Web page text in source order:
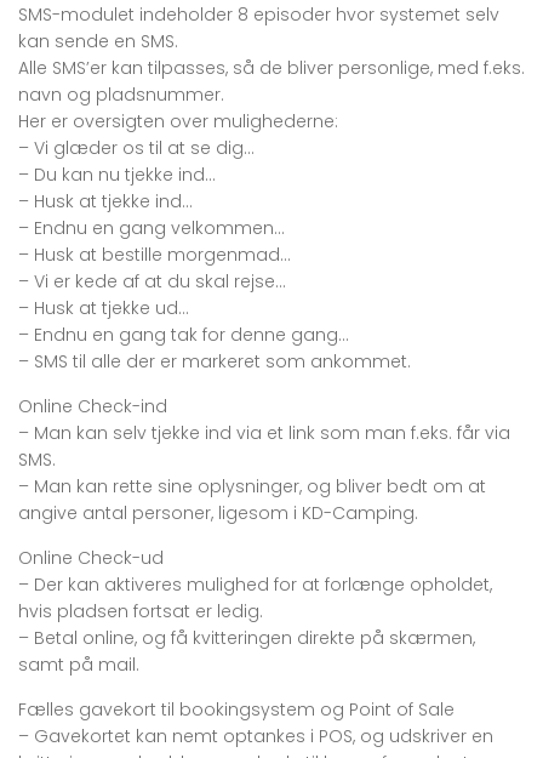
SMS-modulet indeholder 8 episoder hvor systemet selv
kan sende en SMS.
Alle SMS’er kan tilpasses, så de bliver personlige, med f.eks.
navn og pladsnummer.
Her er oversigten over mulighederne:
– Vi glæder os til at se dig…
– Du kan nu tjekke ind…
– Husk at tjekke ind…
– Endnu en gang velkommen…
– Husk at bestille morgenmad…
– Vi er kede af at du skal rejse…
– Husk at tjekke ud…
– Endnu en gang tak for denne gang…
– SMS til alle der er markeret som ankommet.
Online Check-ind
– Man kan selv tjekke ind via et link som man f.eks. får via
SMS.
– Man kan rette sine oplysninger, og bliver bedt om at
angive antal personer, ligesom i KD-Camping.
Online Check-ud
– Der kan aktiveres mulighed for at forlænge opholdet,
hvis pladsen fortsat er ledig.
– Betal online, og få kvitteringen direkte på skærmen,
samt på mail.
Fælles gavekort til bookingsystem og Point of Sale
– Gavekortet kan nemt optankes i POS, og udskriver en